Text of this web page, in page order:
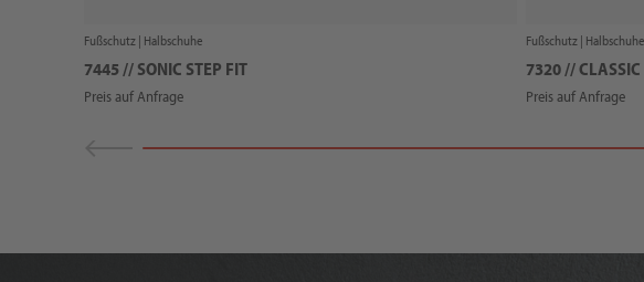
Fußschutz | Halbschuhe
7445 // SONIC STEP FIT
Preis auf Anfrage
Fußschutz | Halbschuhe
7320 // CLASSIC
Preis auf Anfrage